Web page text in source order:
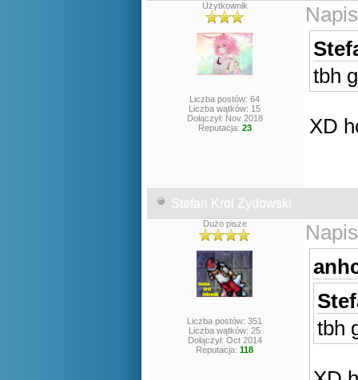
Użytkownik
Liczba postów: 64
Liczba wątków: 15
Dołączył: Nov 2018
Reputacja: 23
tbh
XD
Stefan Krol Zydowski
Dużo pisze
Liczba postów: 351
Liczba wątków: 25
Dołączył: Oct 2014
Reputacja: 118
tbh